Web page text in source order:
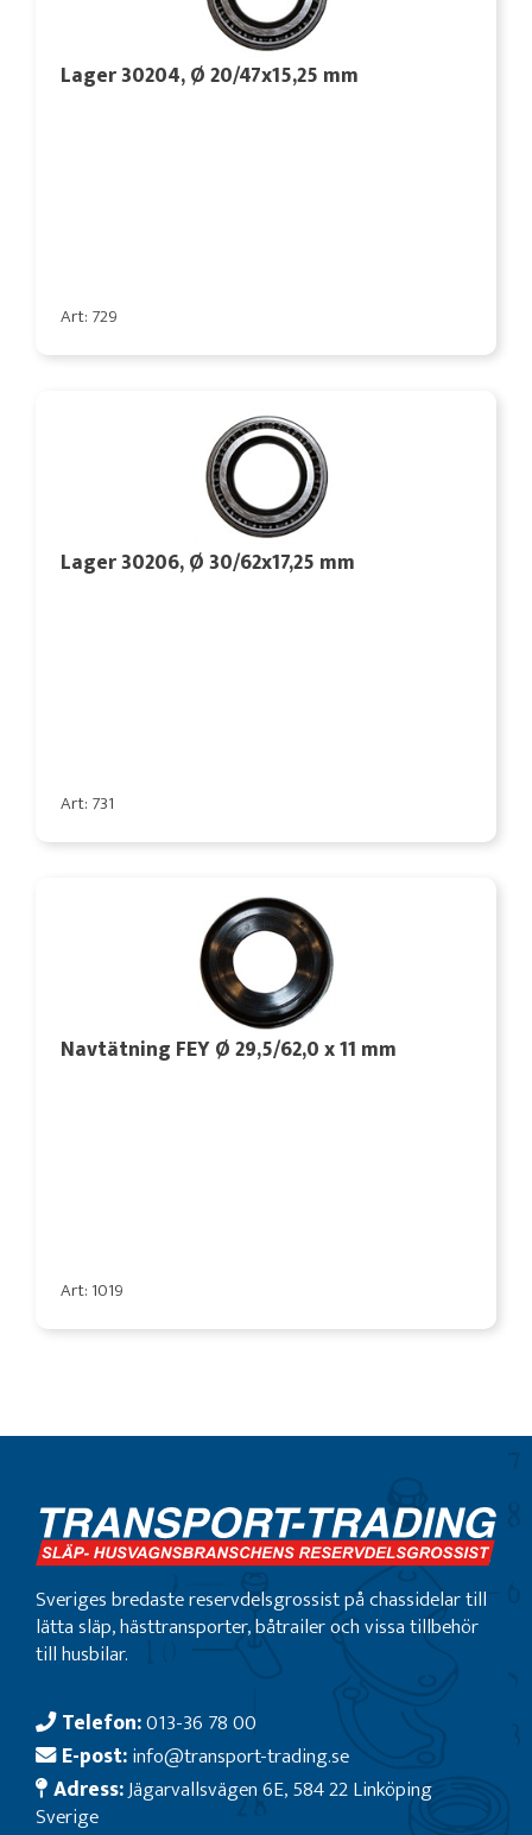
Lager 30204, Ø 20/47x15,25 mm
Art: 729
Lager 30206, Ø 30/62x17,25 mm
Art: 731
Navtätning FEY Ø 29,5/62,0 x 11 mm
Art: 1019
Sveriges bredaste reservdelsgrossist på chassidelar till
lätta släp, hästtransporter, båtrailer och vissa tillbehör
till husbilar.
Telefon:013-36 78 00
E-post:info@transport-trading.se
Adress:Jägarvallsvägen 6E, 584 22 Linköping
Sverige